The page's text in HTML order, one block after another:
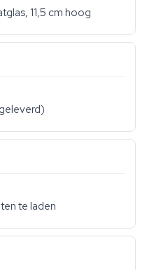
11,5 cm hoog
te laden